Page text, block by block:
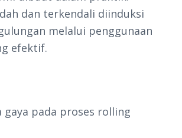
dan terkendali diinduksi
melalui penggunaan
efektif.
gaya pada proses rolling